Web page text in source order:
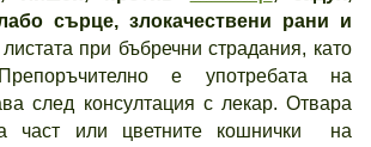
сърце, злокачествени рани и
при бъбречни страдания, като
е употребата на
след консултация с лекар. Отвара
част или цветните кошнички на